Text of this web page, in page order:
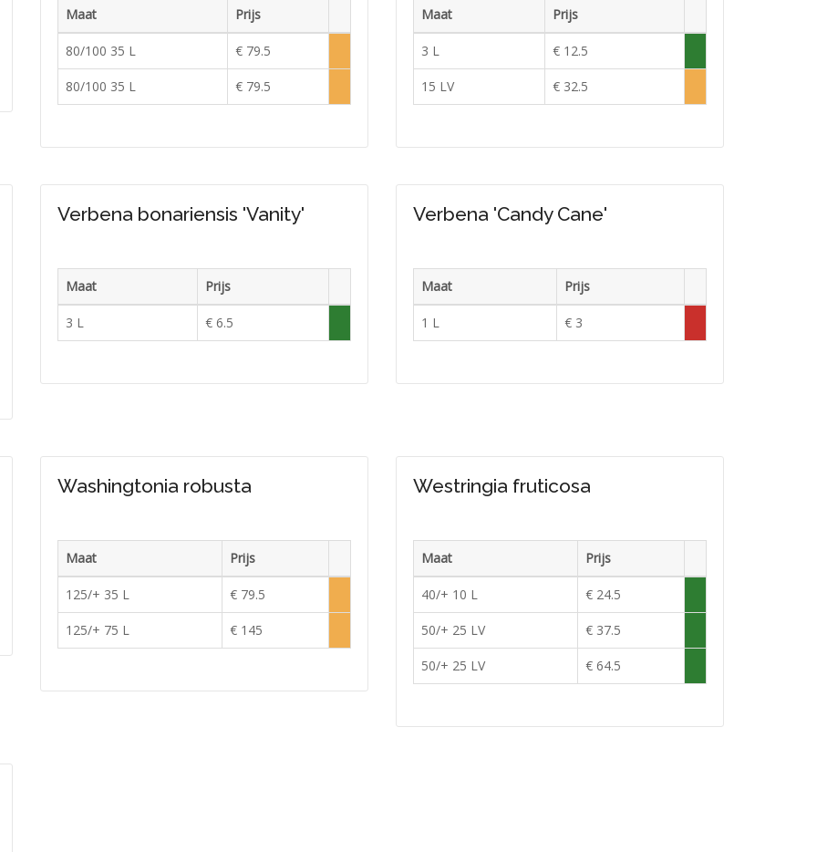
Maat
Prijs
Voorraad
80/100 35 L € 79.5
80/100 35 L € 79.5
Maat
Prijs
Voorraad
3 L € 12.5
15 LV € 32.5
Verbena bonariensis 'Vanity'
Maat
Prijs
Voorraad
3 L € 6.5
Verbena 'Candy Cane'
Maat
Prijs
Voorraad
1 L € 3
Washingtonia robusta
Maat
Prijs
Voorraad
125/+ 35 L € 79.5
125/+ 75 L € 145
Westringia fruticosa
Maat
Prijs
Voorraad
40/+ 10 L € 24.5
50/+ 25 LV € 37.5
50/+ 25 LV € 64.5